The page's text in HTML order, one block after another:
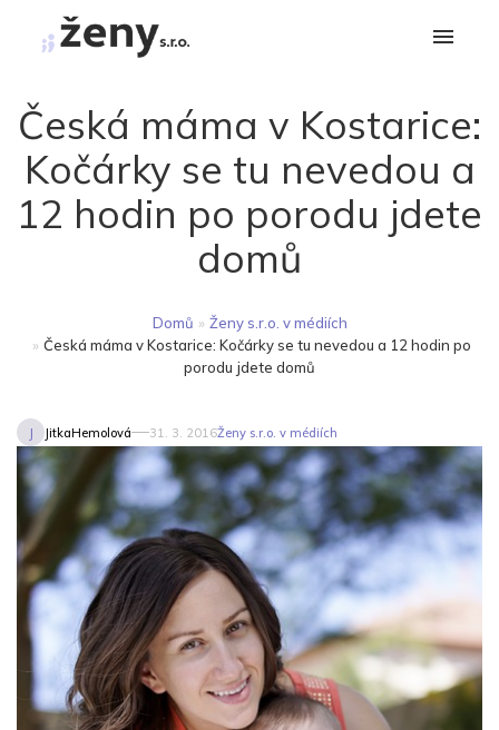
Česká máma v Kostarice:
Kočárky se tu nevedou a
12 hodin po porodu jdete
domů
Domů » Ženy s.r.o. v médiích
» Česká máma v Kostarice: Kočárky se tu nevedou a 12 hodin po
porodu jdete domů
J JitkaHemolová 31. 3. 2016Ženy s.r.o. v médiích